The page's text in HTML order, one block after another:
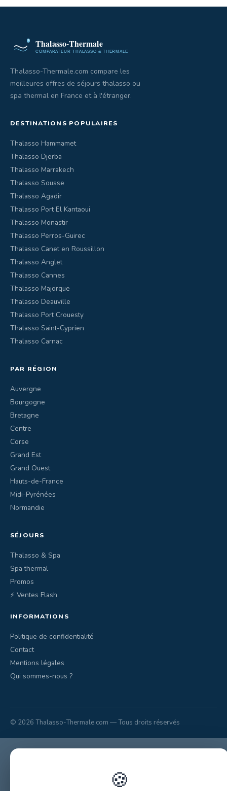
Thalasso-Thermale.com compare les
meilleures offres de séjours thalasso ou
spa thermal en France et à l'étranger.
DESTINATIONS POPULAIRES
Thalasso Hammamet
Thalasso Djerba
Thalasso Marrakech
Thalasso Sousse
Thalasso Agadir
Thalasso Port El Kantaoui
Thalasso Monastir
Thalasso Perros-Guirec
Thalasso Canet en Roussillon
Thalasso Anglet
Thalasso Cannes
Thalasso Majorque
Thalasso Deauville
Thalasso Port Crouesty
Thalasso Saint-Cyprien
Thalasso Carnac
PAR RÉGION
Auvergne
Bourgogne
Bretagne
Centre
Corse
Grand Est
Grand Ouest
Hauts-de-France
Midi-Pyrénées
Normandie
SÉJOURS
Thalasso & Spa
Spa thermal
Promos
⚡ Ventes Flash
INFORMATIONS
Politique de confidentialité
Contact
Mentions légales
Qui sommes-nous ?
© 2026 Thalasso-Thermale.com — Tous droits réservés
🍪